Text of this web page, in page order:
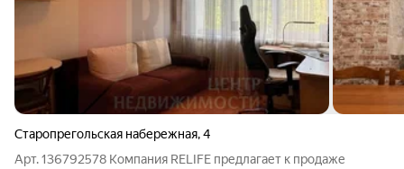
Старопрегольская набережная,4
Арт. 136792578 Компания RELIFE предлагает к продаже